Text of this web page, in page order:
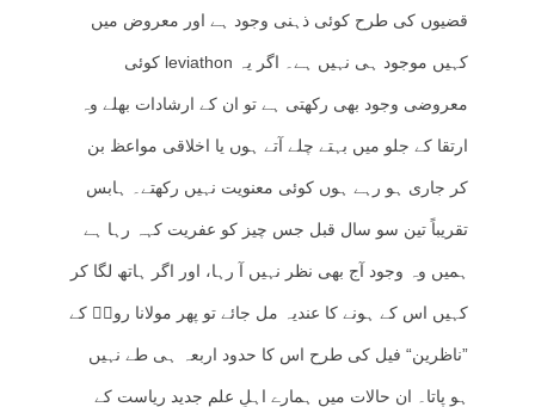
قضیوں کی طرح کوئی ذہنی وجود ہے اور معروض میں
کہیں موجود ہی نہیں ہے۔ اگر یہ leviathon کوئی
معروضی وجود بھی رکھتی ہے تو ان کے ارشادات بھلے وہ
ارتقا کے جلو میں بہتے چلے آتے ہوں یا اخلاقی مواعظ بن
کر جاری ہو رہے ہوں کوئی معنویت نہیں رکھتے۔ ہابس
تقریباً تین سو سال قبل جس چیز کو عفریت کہہ رہا ہے
ہمیں وہ وجود آج بھی نظر نہیں آ رہا، اور اگر ہاتھ لگا کر
کہیں اس کے ہونے کا عندیہ مل جائے تو پھر مولانا رومؒ کے
”ناظرین“ فیل کی طرح اس کا حدود اربعہ ہی طے نہیں
ہو پاتا۔ ان حالات میں ہمارے اہلِ علم جدید ریاست کے